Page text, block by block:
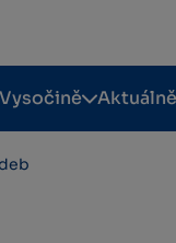
Aktuálně